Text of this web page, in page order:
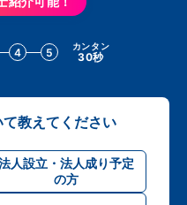
4 5 カンタン
30秒
教えてください
人設立・法人成り予定
の方